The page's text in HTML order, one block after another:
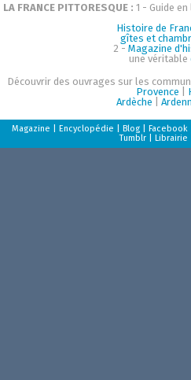
LA FRANCE PITTORESQUE : 1 - Guide
Histoire de
gîtes et
2 - Magazine
une véritable
Découvrir des ouvrages sur les
Provence
Ardèche |
Magazine |Encyclopédie |Blog |Facebook
Tumblr |Librairie